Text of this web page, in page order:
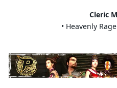
Cleric
• Heavenly